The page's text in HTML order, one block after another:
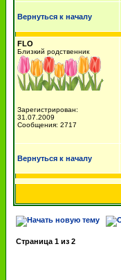
Вернуться к началу
FLO
Близкий родственник
Зарегистрирован:
31.07.2009
Сообщения: 2717
Вернуться к началу
Страница 1 из 2